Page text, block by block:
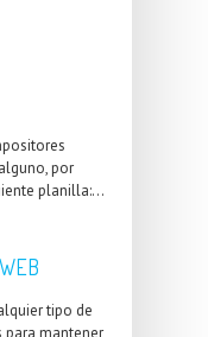
por
planilla:...
tipo de
mantener